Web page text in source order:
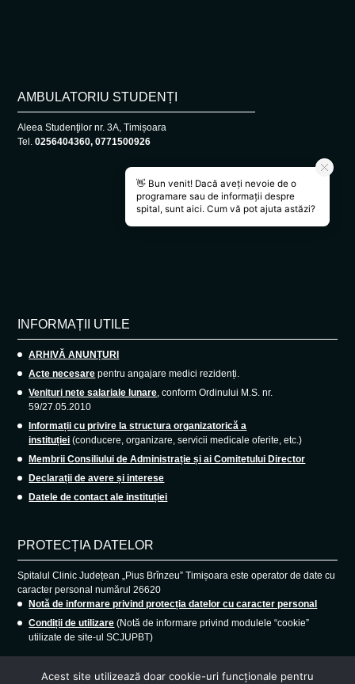
AMBULATORIU STUDENȚI
Aleea Studenţilor nr. 3A, Timișoara
Tel.0256404360, 0771500926
INFORMAȚII UTILE
ARHIVĂ ANUNȚURI
Acte necesare pentru angajare medici rezidenți.
Venituri nete salariale lunare , conform Ordinului M.S. nr.
59/27.05.2010
Informații cu privire la structura organizatorică a
instituției (conducere, organizare, servicii medicale oferite, etc.)
Membrii Consiliului de Administrație și ai Comitetului Director
Declarații de avere și interese
Datele de contact ale instituției
PROTECȚIA DATELOR
Spitalul Clinic Județean „Pius Brînzeu” Timișoara este operator de date cu
caracter personal numărul 26620
Notă de informare privind protecția datelor cu caracter personal
Condiții de utilizare (Notă de informare privind modulele “cookie”
utilizate de site-ul SCJUPBT)
Acest site utilizează doar cookie-uri funcționale pentru